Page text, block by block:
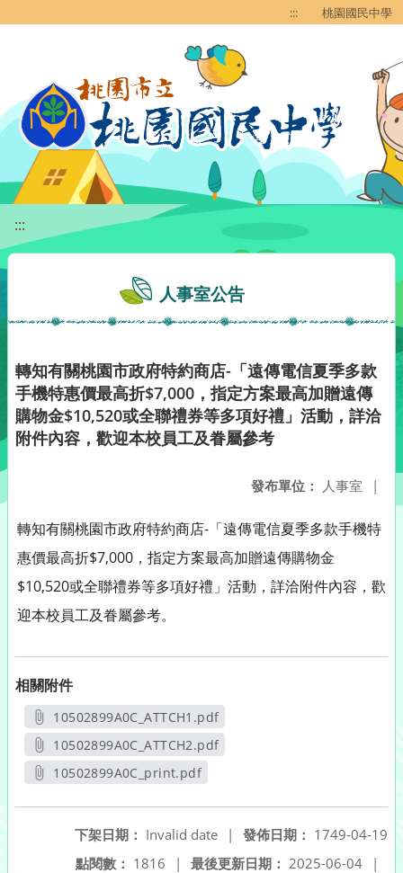
::: 桃園國民中學
:::
人事室公告
轉知有關桃園市政府特約商店-「遠傳電信夏季多款
手機特惠價最高折$7,000，指定方案最高加贈遠傳
購物金$10,520或全聯禮券等多項好禮」活動，詳洽
附件內容，歡迎本校員工及眷屬參考
發布單位： 人事室 |
轉知有關桃園市政府特約商店-「遠傳電信夏季多款手機特
惠價最高折$7,000，指定方案最高加贈遠傳購物金
$10,520或全聯禮券等多項好禮」活動，詳洽附件內容，歡
迎本校員工及眷屬參考。
相關附件
10502899A0C_ATTCH1.pdf
另開新視窗
10502899A0C_ATTCH2.pdf
另開新視窗
10502899A0C_print.pdf
發佈日期： 1749-04-19
下架日期： Invalid date
|
最後更新日期： 2025-06-04 |
點閱數： 1816 |